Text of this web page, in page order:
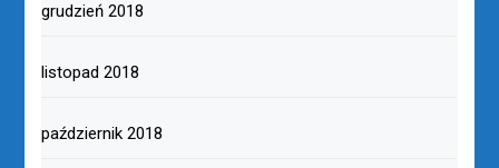
grudzień 2018
listopad 2018
październik 2018